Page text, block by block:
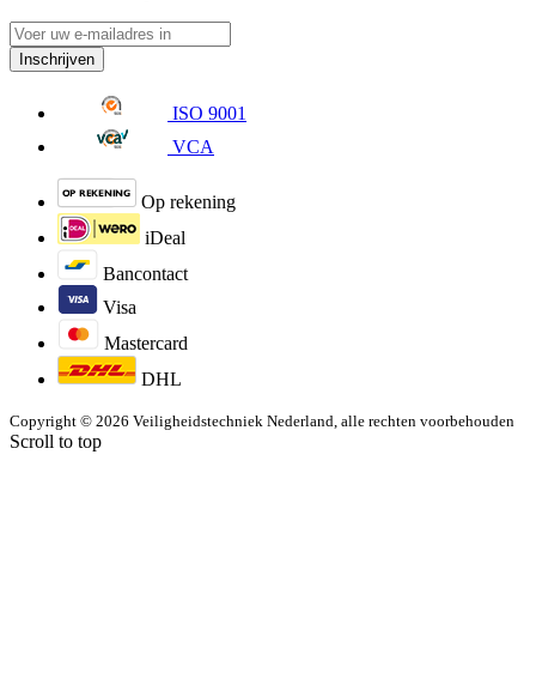
Inschrijven
ISO 9001
VCA
Op rekening
iDeal
Bancontact
Visa
Mastercard
DHL
Copyright © 2026 Veiligheidstechniek Nederland, alle rechten voorbehouden
Scroll to top